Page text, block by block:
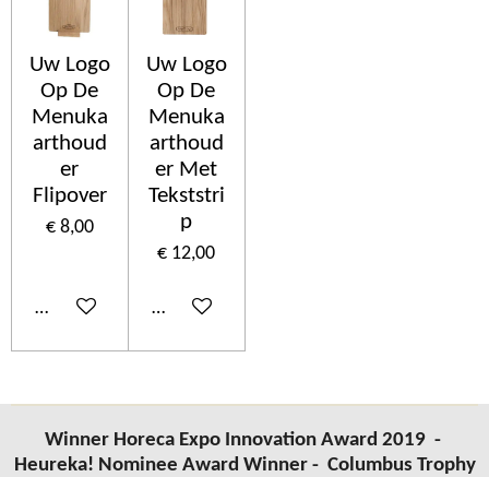
Uw Logo
Op De
Menuka
arthoud
er
Flipover
€ 8,00
In winkelwagen
Uw Logo
Op De
Menuka
arthoud
er Met
Tekststri
p
€ 12,00
In winkelwagen
Winner Horeca Expo Innovation Award 2019 -
Heureka! Nominee Award Winner - Columbus Trophy